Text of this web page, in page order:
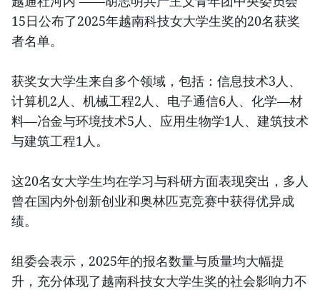
15日公布了2025年越南科技女大学生奖的20名获奖
者名单。
获奖女大学生来自多个领域，包括：信息技术3人、
计算机2人、机械工程2人、电子通信6人、化学—材
料—冶金与环境技术5人、应用生物学1人、建筑技术
与建筑工程1人。
这20名女大学生均在学习与科研方面表现突出，多人
曾在国内外创新创业和奥林匹克竞赛中获得优异成
绩。
组委会表示，2025年的报名数量与质量均大幅提
升，充分体现了越南科技女大学生奖的社会影响力不